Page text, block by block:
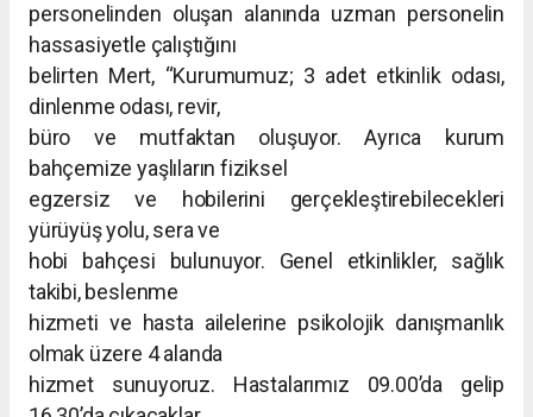
personelinden oluşan alanında uzman personelin
hassasiyetle çalıştığını
belirten Mert, “Kurumumuz; 3 adet etkinlik odası,
dinlenme odası, revir,
büro ve mutfaktan oluşuyor. Ayrıca kurum
bahçemize yaşlıların fiziksel
egzersiz ve hobilerini gerçekleştirebilecekleri
yürüyüş yolu, sera ve
hobi bahçesi bulunuyor. Genel etkinlikler, sağlık
takibi, beslenme
hizmeti ve hasta ailelerine psikolojik danışmanlık
olmak üzere 4 alanda
hizmet sunuyoruz. Hastalarımız 09.00’da gelip